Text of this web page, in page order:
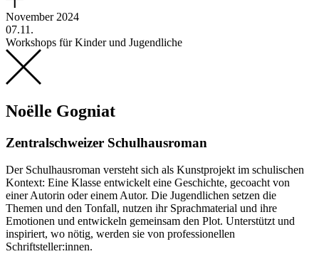
November 2024
07.11.
Workshops für Kinder und Jugendliche
Noëlle Gogniat
Zentralschweizer Schulhausroman
Der Schulhausroman versteht sich als Kunstprojekt im schulischen
Kontext: Eine Klasse entwickelt eine Geschichte, gecoacht von
einer Autorin oder einem Autor. Die Jugendlichen setzen die
Themen und den Tonfall, nutzen ihr Sprachmaterial und ihre
Emotionen und entwickeln gemeinsam den Plot. Unterstützt und
inspiriert, wo nötig, werden sie von professionellen
Schriftsteller:innen.